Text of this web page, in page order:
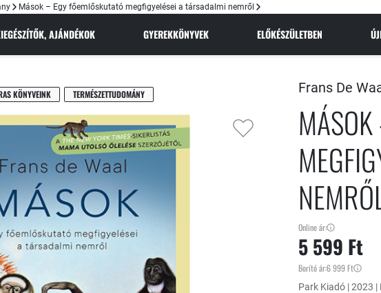
Mások – Egy főemlőskutató megfigyelései a társadalmi nemről
AJÁNDÉKOK GYEREKKÖNYVEK ELŐKÉSZÜLETBEN
KÖNYVEINK TERMÉSZETTUDOMÁNY Frans De
Online ár:
5 599 Ft
Borító ár:6 999 Ft
Park Kiadó | 2023